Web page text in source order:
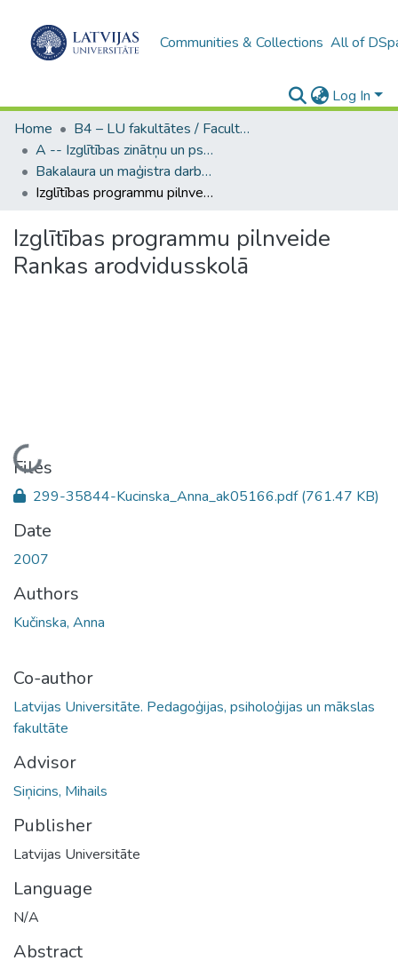
Communities & Collections All of
Log In
Home
B4 – LU fakultātes / Faculties of the UL
A -- Izglītības zinātņu un psiholoģijas fakultāte / Faculty of Education Sciences and Psychology
Bakalaura un maģistra darbi (PPMF) / Bachelor's and Master's theses
Izglītības programmu pilnveide Rankas arodvidusskolā
Izglītības programmu pilnveide
Rankas arodvidusskolā
Loading...
Files
299-35844-Kucinska_Anna_ak05166.pdf(761.47 KB)
Date
2007
Authors
Kučinska, Anna
Co-author
Latvijas Universitāte. Pedagoģijas, psiholoģijas un mākslas
fakultāte
Advisor
Siņicins, Mihails
Publisher
Latvijas Universitāte
Language
N/A
Abstract